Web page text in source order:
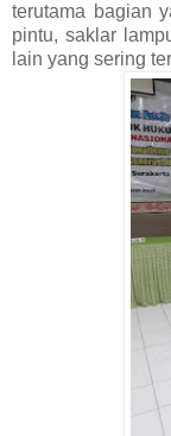
terutama bagian
pintu, saklar
lain yang sering